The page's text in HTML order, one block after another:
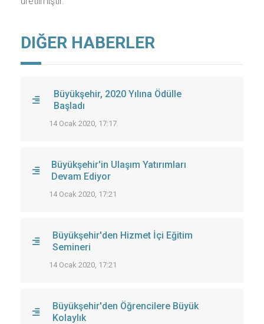
DIĞER HABERLER
Büyükşehir, 2020 Yılına Ödülle
Başladı
14 Ocak 2020, 17:17
Büyükşehir'in Ulaşım Yatırımları
Devam Ediyor
14 Ocak 2020, 17:21
Büyükşehir'den Hizmet İçi Eğitim
Semineri
14 Ocak 2020, 17:21
Büyükşehir'den Öğrencilere Büyük
Kolaylık